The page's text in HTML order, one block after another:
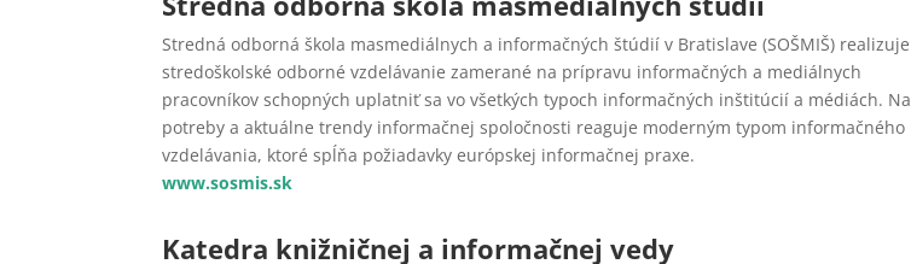
Stredná odborná škola masmediálnych a informačných štúdií v Bratislave (SOŠMIŠ) realizuje
stredoškolské odborné vzdelávanie zamerané na prípravu informačných a mediálnych
pracovníkov schopných uplatniť sa vo všetkých typoch informačných inštitúcií a médiách. Na
potreby a aktuálne trendy informačnej spoločnosti reaguje moderným typom informačného
vzdelávania, ktoré spĺňa požiadavky európskej informačnej praxe.
www.sosmis.sk
Katedra knižničnej a informačnej vedy